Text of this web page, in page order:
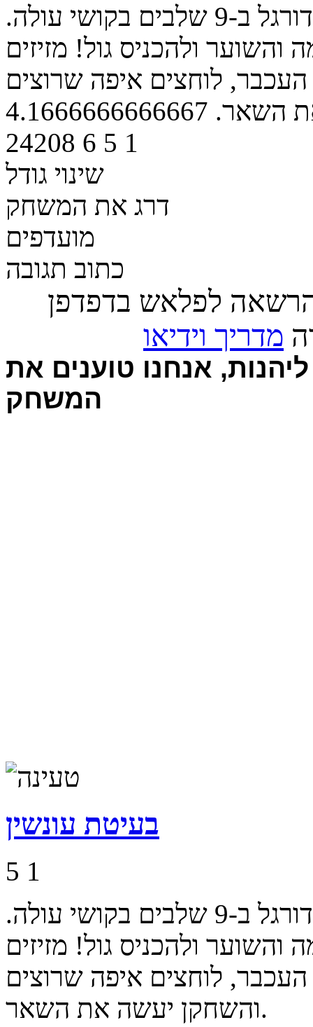
יש לך בעיטות עונשין על מגרש הכדורגל ב-9 שלבים בקושי עולה.
ולהכניס גול! מזיזים
לוחצים איפה שרוצים
השאר. 4.1666666666667
24208 6 5 1
שינוי גודל
דרג את המשחק
מועדפים
כתוב תגובה
לפלאש בדפדפן
מדריך וידיאו
אנחנו טוענים את
המשחק
בעיטת עונשין
5 1
יש לך בעיטות עונשין על מגרש הכדורגל ב-9 שלבים בקושי עולה.
ולהכניס גול! מזיזים
לוחצים איפה שרוצים
והשחקן יעשה את השאר.